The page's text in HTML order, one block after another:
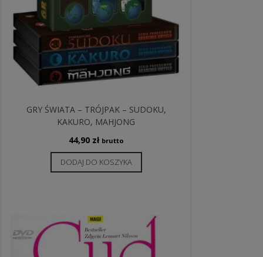
GRY ŚWIATA – TRÓJPAK – SUDOKU,
KAKURO, MAHJONG
44,90 zł brutto
DODAJ DO KOSZYKA